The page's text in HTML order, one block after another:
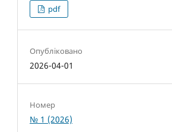
pdf
Опубліковано
2026-04-01
Номер
№ 1 (2026)